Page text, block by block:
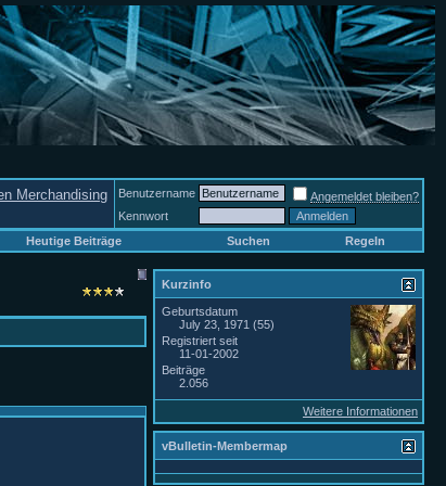
Merchandising Benutzername
Angemeldet bleiben?
Kennwort
Heutige Beiträge Suchen Regeln
Kurzinfo
Geburtsdatum
July 23, 1971 (55)
Registriert seit
11-01-2002
Beiträge
2.056
Weitere Informationen
vBulletin-Membermap